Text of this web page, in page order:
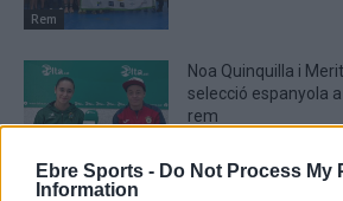
Ebre Sports - Do Not Process My
Information
Rem
Noa Quinquilla i
selecció espanyola
rem